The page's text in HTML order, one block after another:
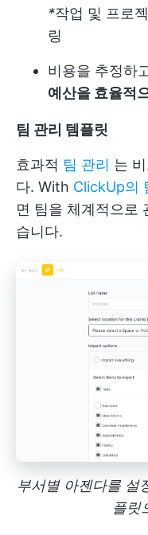
*작업 및 프로
링
비용을 추정하
예산을 효율적
팀 관리 템플릿
효과적 팀 관리 는
다. With ClickUp의
면 팀을 체계적으로
습니다.
부서별 아젠다를 설
플릿